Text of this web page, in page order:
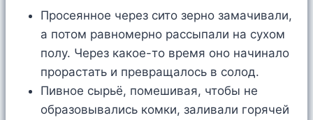
Просеянное через сито зерно замачивали,
а потом равномерно рассыпали на сухом
полу. Через какое-то время оно начинало
прорастать и превращалось в солод.
Пивное сырьё, помешивая, чтобы не
образовывались комки, заливали горячей